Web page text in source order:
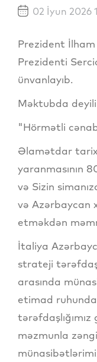
02 İyun 2026
Prezident İlham
Prezidenti
ünvanlayıb.
Məktubda
"Hörmətli
Əlamətdar tarix
yaranmasının
və Sizin
və Azərbaycan
etməkdən
İtaliya
strateji
arasında
etimad
məzmunla